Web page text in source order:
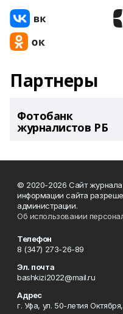
Партнеры
Фотобанк
журналистов РБ
© 2020-2026 Сайт журнала
информации сайта
администрации.
Об использовании
Телефон
8 (347) 273-26-89
Эл. почта
bashkizi2022@mail.ru
Адрес
г. Уфа, ул. 50-летия